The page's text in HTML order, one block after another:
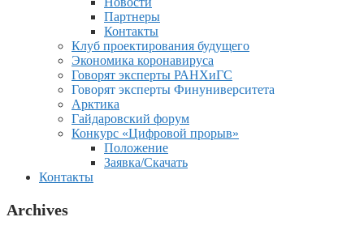
Партнеры
Контакты
Клуб проектирования будущего
Экономика коронавируса
Говорят эксперты РАНХиГС
Говорят эксперты Финуниверситета
Арктика
Гайдаровский форум
Конкурс «Цифровой прорыв»
Положение
Заявка/Скачать
Контакты
Archives